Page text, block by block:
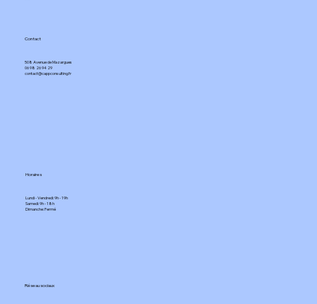
Contact
508 Avenue de Mazargues​
06 98 26 94 29​
contact@cappconsulting.fr
Horaires
Lundi - Vendredi: 9h - 19h
Samedi: 9h - 18h
Dimanche: Fermé​
Réseau sociaux